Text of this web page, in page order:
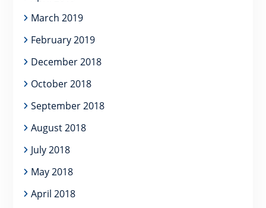
March 2019
February 2019
December 2018
October 2018
September 2018
August 2018
July 2018
May 2018
April 2018